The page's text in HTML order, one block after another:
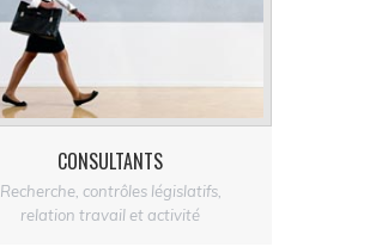
CONSULTANTS
Recherche, contrôles législatifs,
relation travail et activité